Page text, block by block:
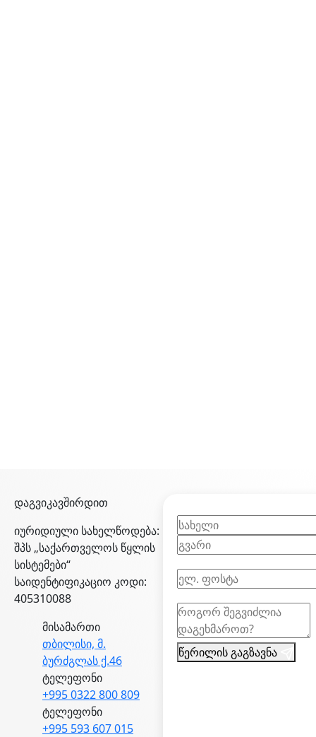
დაგვიკავშირდით
იურიდიული სახელწოდება:
შპს „საქართველოს წყლის
სისტემები“
საიდენტიფიკაციო კოდი:
405310088
მისამართი
თბილისი, მ.
ბურძგლას ქ.46
ტელეფონი
+995 0322 800 809
ტელეფონი
+995 593 607 015
წერილის გაგზავნა